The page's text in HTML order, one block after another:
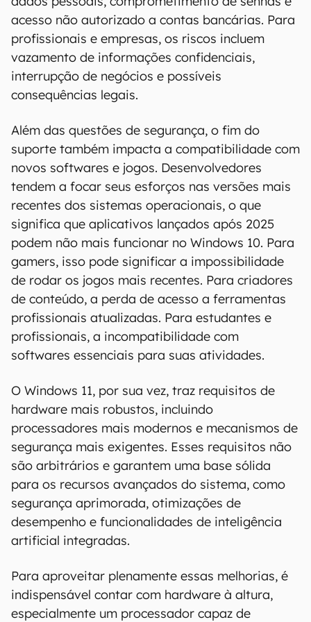
acesso não autorizado a contas bancárias. Para
profissionais e empresas, os riscos incluem
vazamento de informações confidenciais,
interrupção de negócios e possíveis
consequências legais.
Além das questões de segurança, o fim do
suporte também impacta a compatibilidade com
novos softwares e jogos. Desenvolvedores
tendem a focar seus esforços nas versões mais
recentes dos sistemas operacionais, o que
significa que aplicativos lançados após 2025
podem não mais funcionar no Windows 10. Para
gamers, isso pode significar a impossibilidade
de rodar os jogos mais recentes. Para criadores
de conteúdo, a perda de acesso a ferramentas
profissionais atualizadas. Para estudantes e
profissionais, a incompatibilidade com
softwares essenciais para suas atividades.
O Windows 11, por sua vez, traz requisitos de
hardware mais robustos, incluindo
processadores mais modernos e mecanismos de
segurança mais exigentes. Esses requisitos não
são arbitrários e garantem uma base sólida
para os recursos avançados do sistema, como
segurança aprimorada, otimizações de
desempenho e funcionalidades de inteligência
artificial integradas.
Para aproveitar plenamente essas melhorias, é
indispensável contar com hardware à altura,
especialmente um processador capaz de